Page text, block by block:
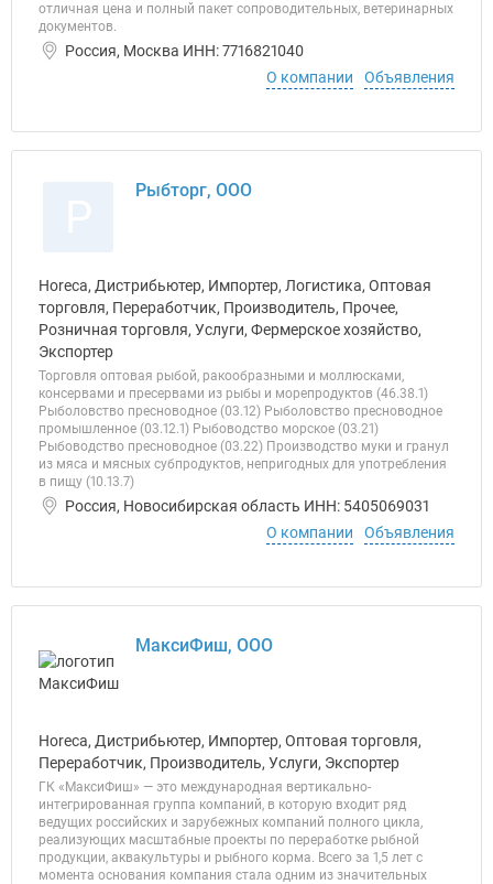
отличная цена и полный пакет сопроводительных, ветеринарных
документов.
Россия, Москва ИНН: 7716821040
О компании
Объявления
Рыбторг, ООО
Horeca, Дистрибьютер, Импортер, Логистика, Оптовая
торговля, Переработчик, Производитель, Прочее,
Розничная торговля, Услуги, Фермерское хозяйство,
Экспортер
Торговля оптовая рыбой, ракообразными и моллюсками,
консервами и пресервами из рыбы и морепродуктов (46.38.1)
Рыболовство пресноводное (03.12) Рыболовство пресноводное
промышленное (03.12.1) Рыбоводство морское (03.21)
Рыбоводство пресноводное (03.22) Производство муки и гранул
из мяса и мясных субпродуктов, непригодных для употребления
в пищу (10.13.7)
Россия, Новосибирская область ИНН: 5405069031
О компании
Объявления
МаксиФиш, ООО
Horeca, Дистрибьютер, Импортер, Оптовая торговля,
Переработчик, Производитель, Услуги, Экспортер
ГК «МаксиФиш» — это международная вертикально-
интегрированная группа компаний, в которую входит ряд
ведущих российских и зарубежных компаний полного цикла,
реализующих масштабные проекты по переработке рыбной
продукции, аквакультуры и рыбного корма. Всего за 1,5 лет с
момента основания компания стала одним из значительных